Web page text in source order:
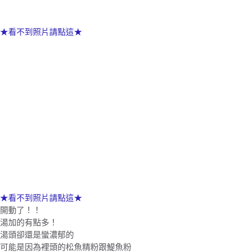
★看不到照片請點這★
★看不到照片請點這★
開動了！！
湯加的有點多！
湯頭卻還是蠻濃郁的
可能是因為裡頭的松魚精粉跟鯷魚粉